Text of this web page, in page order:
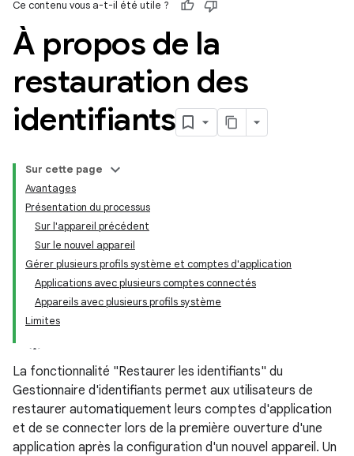
Ce contenu vous a-t-il été utile ?
À propos de la
restauration des
identifiants
Sur cette page
Avantages
Présentation du processus
Sur l'appareil précédent
Sur le nouvel appareil
Gérer plusieurs profils système et comptes d'application
Applications avec plusieurs comptes connectés
Appareils avec plusieurs profils système
Limites
La fonctionnalité "Restaurer les identifiants" du
Gestionnaire d'identifiants permet aux utilisateurs de
restaurer automatiquement leurs comptes d'application
et de se connecter lors de la première ouverture d'une
application après la configuration d'un nouvel appareil. Un